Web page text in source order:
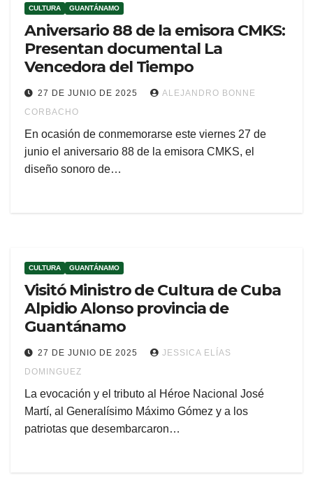
CULTURA GUANTÁNAMO
Aniversario 88 de la emisora CMKS:
Presentan documental La
Vencedora del Tiempo
27 DE JUNIO DE 2025
ALEJANDRO BONNE
CORBACHO
En ocasión de conmemorarse este viernes 27 de
junio el aniversario 88 de la emisora CMKS, el
diseño sonoro de…
CULTURA GUANTÁNAMO
Visitó Ministro de Cultura de Cuba
Alpidio Alonso provincia de
Guantánamo
27 DE JUNIO DE 2025
JESSICA ELÍAS
DOMINGUEZ
La evocación y el tributo al Héroe Nacional José
Martí, al Generalísimo Máximo Gómez y a los
patriotas que desembarcaron…